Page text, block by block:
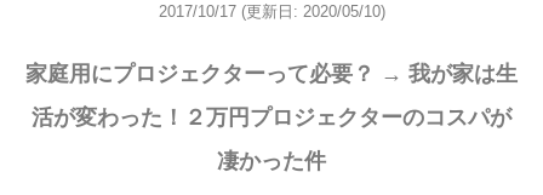
2017/10/17 (更新日: 2020/05/10)
家庭用にプロジェクターって必要？ → 我が家は生
活が変わった！２万円プロジェクターのコスパが
凄かった件